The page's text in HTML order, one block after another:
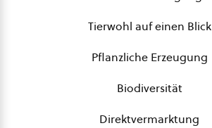
Tierwohl auf einen Blick
Pflanzliche Erzeugung
Biodiversität
Direktvermarktung